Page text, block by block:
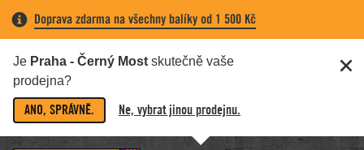
Doprava zdarma na všechny balíky od 1 500 Kč
Je Praha - Černý Most skutečně vaše
prodejna?
ANO, SPRÁVNĚ. Ne, vybrat jinou prodejnu.